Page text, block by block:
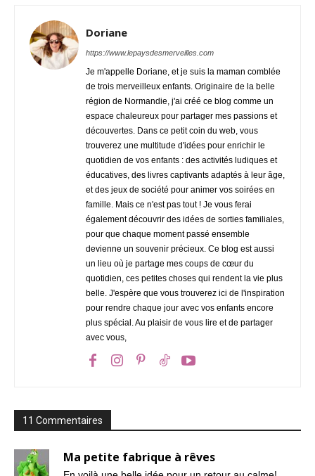
Doriane
https://www.lepaysdesmerveilles.com
Je m'appelle Doriane, et je suis la maman comblée
de trois merveilleux enfants. Originaire de la belle
région de Normandie, j'ai créé ce blog comme un
espace chaleureux pour partager mes passions et
découvertes. Dans ce petit coin du web, vous
trouverez une multitude d'idées pour enrichir le
quotidien de vos enfants : des activités ludiques et
éducatives, des livres captivants adaptés à leur âge,
et des jeux de société pour animer vos soirées en
famille. Mais ce n'est pas tout ! Je vous ferai
également découvrir des idées de sorties familiales,
pour que chaque moment passé ensemble
devienne un souvenir précieux. Ce blog est aussi
un lieu où je partage mes coups de cœur du
quotidien, ces petites choses qui rendent la vie plus
belle. J'espère que vous trouverez ici de l'inspiration
pour rendre chaque jour avec vos enfants encore
plus spécial. Au plaisir de vous lire et de partager
avec vous,
11 Commentaires
Ma petite fabrique à rêves